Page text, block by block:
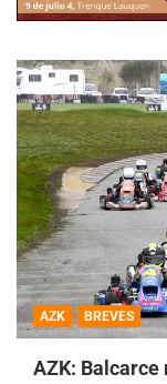
AZK BREVES
AZK: